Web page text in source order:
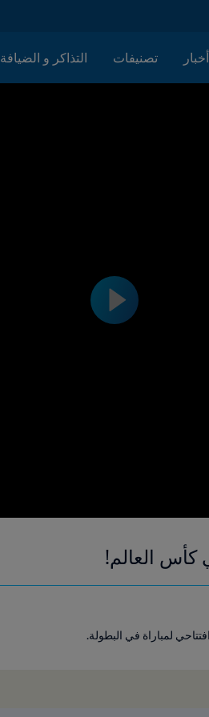
أخبار تصنيفات التذاكر و الضيافة
كأس العالم!
لمباراة في البطولة.